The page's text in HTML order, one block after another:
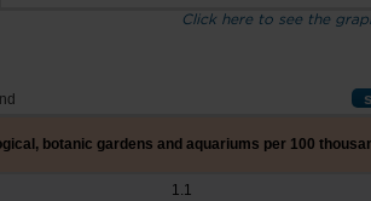
Click here to see the
botanic gardens and aquariums per 100
1.1